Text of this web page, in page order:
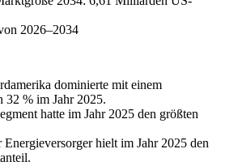
2026–2034
dominierte mit einem
32 % im Jahr 2025.
hatte im Jahr 2025 den größten
Energieversorger hielt im Jahr 2025 den